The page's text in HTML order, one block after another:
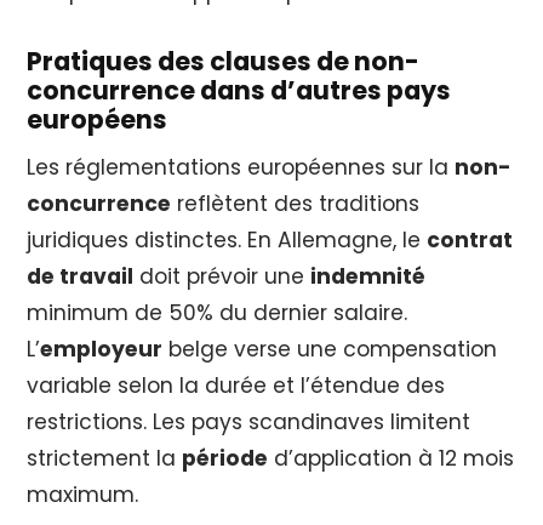
Pratiques des clauses de non-
concurrence dans d’autres pays
européens
Les réglementations européennes sur la non-
concurrence reflètent des traditions
juridiques distinctes. En Allemagne, le contrat
de travail doit prévoir une indemnité
minimum de 50% du dernier salaire.
L’employeur belge verse une compensation
variable selon la durée et l’étendue des
restrictions. Les pays scandinaves limitent
strictement la période d’application à 12 mois
maximum.